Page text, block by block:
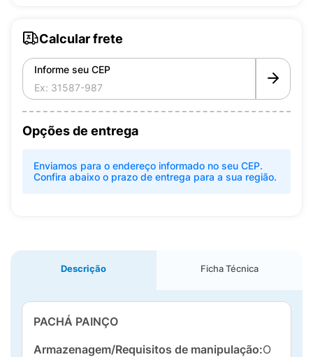
Calcular frete
Informe seu CEP
Opções de entrega
Enviamos para o endereço informado no seu CEP.
Confira abaixo o prazo de entrega para a sua região.
Descrição Ficha Técnica
PACHÁ PAINÇO
Armazenagem/Requisitos de manipulação:O